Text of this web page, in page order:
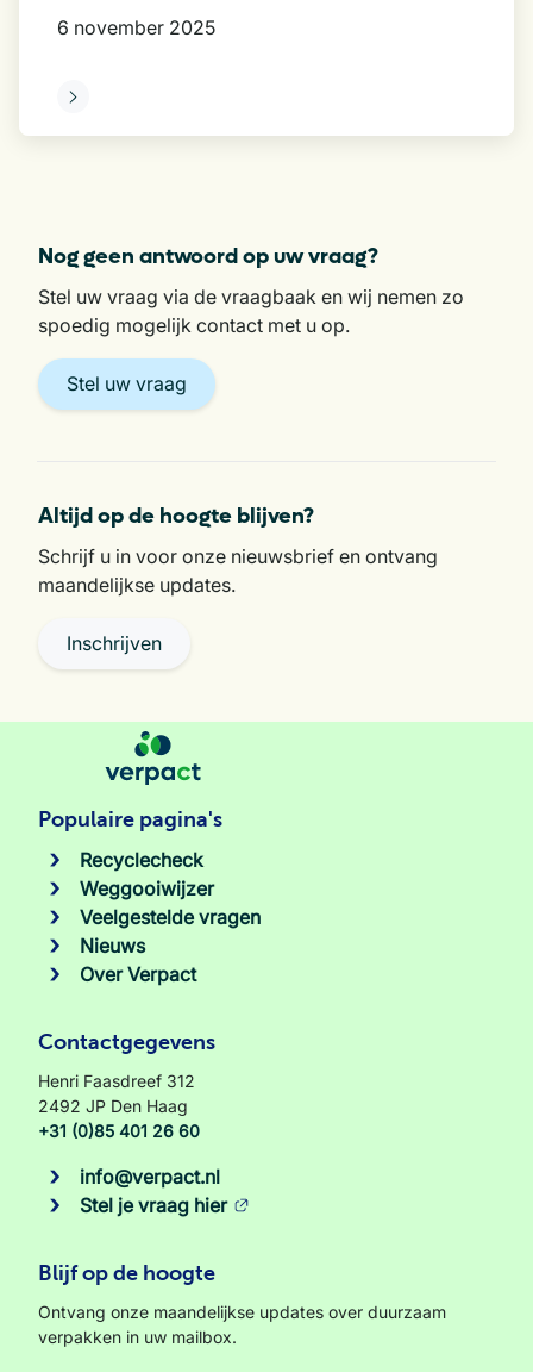
6 november 2025
Nog geen antwoord op uw vraag?
Stel uw vraag via de vraagbaak en wij nemen zo
spoedig mogelijk contact met u op.
Stel uw vraag
Altijd op de hoogte blijven?
Schrijf u in voor onze nieuwsbrief en ontvang
maandelijkse updates.
Inschrijven
Populaire pagina's
Recyclecheck
Weggooiwijzer
Veelgestelde vragen
Nieuws
Over Verpact
Contactgegevens
Henri Faasdreef 312
2492 JP Den Haag
+31 (0)85 401 26 60
info@verpact.nl
Stel je vraag hier
Blijf op de hoogte
Ontvang onze maandelijkse updates over duurzaam
verpakken in uw mailbox.